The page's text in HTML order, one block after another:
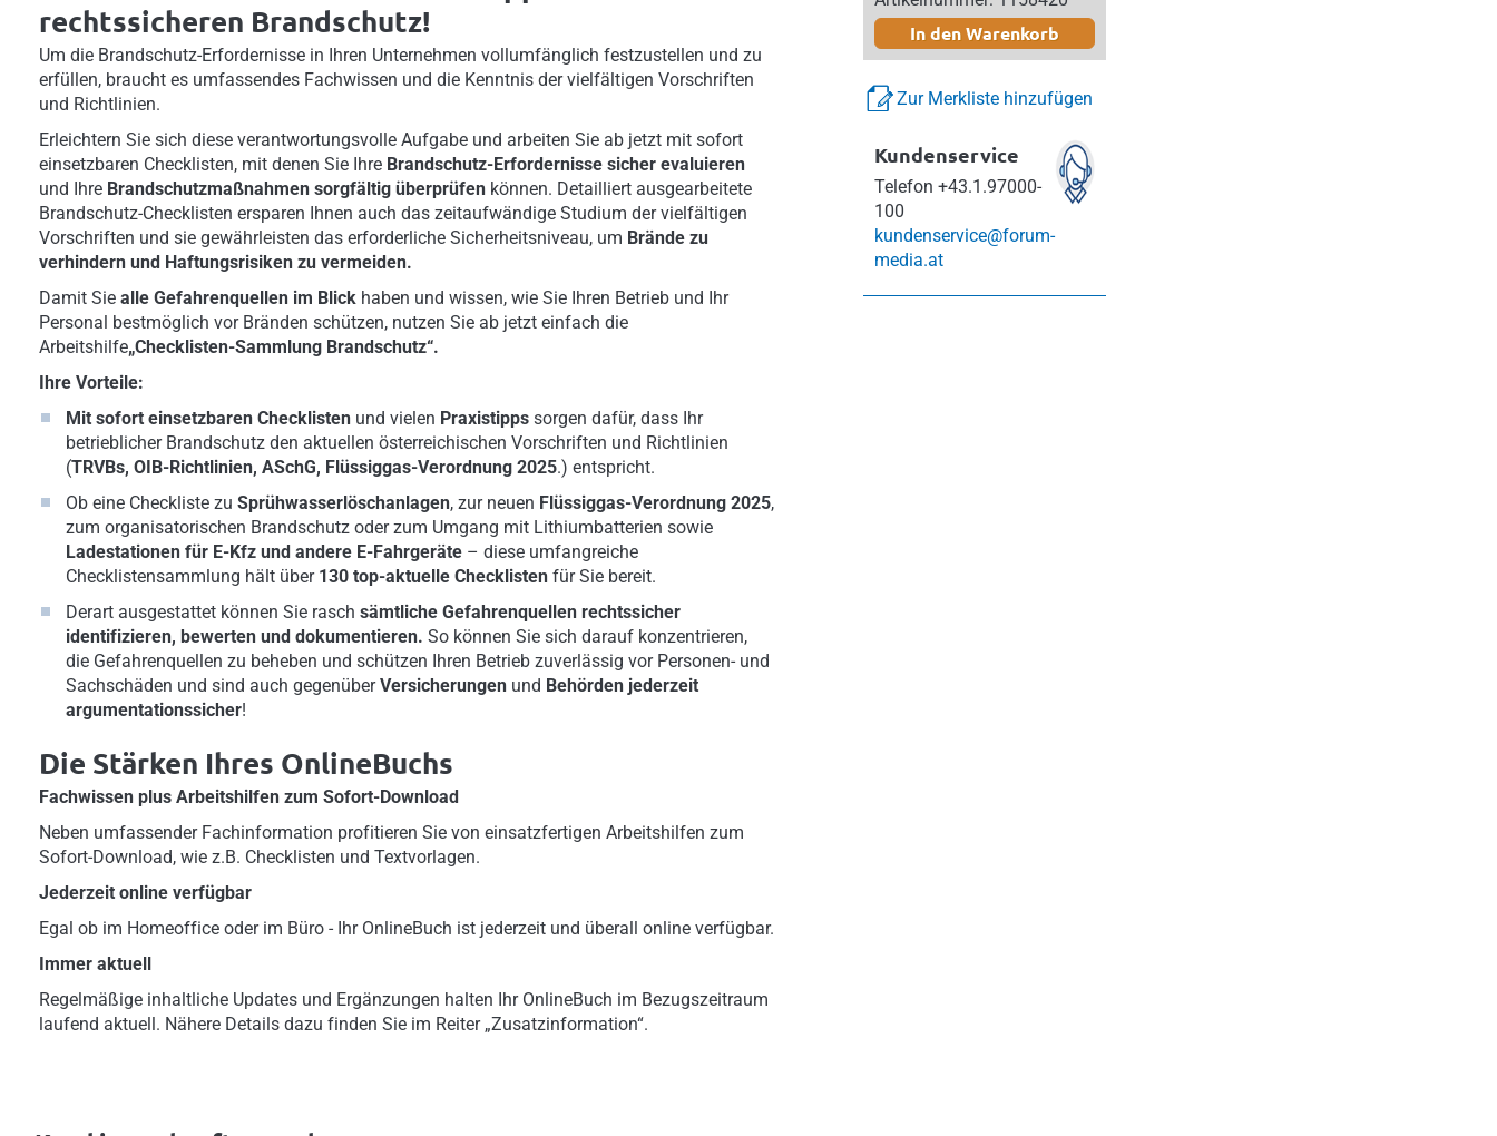
In den Warenkorb
Zur Merkliste hinzufügen
Kundenservice
Telefon +43.1.97000-
100
kundenservice@forum-
media.at
rechtssicheren Brandschutz!
Um die Brandschutz-Erfordernisse in Ihren Unternehmen vollumfänglich festzustellen und zu
erfüllen, braucht es umfassendes Fachwissen und die Kenntnis der vielfältigen Vorschriften
und Richtlinien.
Erleichtern Sie sich diese verantwortungsvolle Aufgabe und arbeiten Sie ab jetzt mit sofort
einsetzbaren Checklisten, mit denen Sie Ihre Brandschutz-Erfordernisse sicher evaluieren
und Ihre Brandschutzmaßnahmen sorgfältig überprüfen können. Detailliert ausgearbeitete
Brandschutz-Checklisten ersparen Ihnen auch das zeitaufwändige Studium der vielfältigen
Vorschriften und sie gewährleisten das erforderliche Sicherheitsniveau, um Brände zu
verhindern und Haftungsrisiken zu vermeiden.
Damit Sie alle Gefahrenquellen im Blick haben und wissen, wie Sie Ihren Betrieb und Ihr
Personal bestmöglich vor Bränden schützen, nutzen Sie ab jetzt einfach die
Arbeitshilfe„Checklisten-Sammlung Brandschutz“.
Ihre Vorteile:
Mit sofort einsetzbaren Checklisten und vielen Praxistipps sorgen dafür, dass Ihr
betrieblicher Brandschutz den aktuellen österreichischen Vorschriften und Richtlinien
(TRVBs, OIB-Richtlinien, ASchG, Flüssiggas-Verordnung 2025.) entspricht.
Ob eine Checkliste zu Sprühwasserlöschanlagen, zur neuen Flüssiggas-Verordnung 2025,
zum organisatorischen Brandschutz oder zum Umgang mit Lithiumbatterien sowie
Ladestationen für E-Kfz und andere E-Fahrgeräte – diese umfangreiche
Checklistensammlung hält über130 top-aktuelle Checklisten für Sie bereit.
Derart ausgestattet können Sie rasch sämtliche Gefahrenquellen rechtssicher
identifizieren, bewerten und dokumentieren. So können Sie sich darauf konzentrieren,
die Gefahrenquellen zu beheben und schützen Ihren Betrieb zuverlässig vor Personen- und
Sachschäden und sind auch gegenüberVersicherungen und Behörden jederzeit
argumentationssicher!
Die Stärken Ihres OnlineBuchs
Fachwissen plus Arbeitshilfen zum Sofort-Download
Neben umfassender Fachinformation profitieren Sie von einsatzfertigen Arbeitshilfen zum
Sofort-Download, wie z.B. Checklisten und Textvorlagen.
Jederzeit online verfügbar
Egal ob im Homeoffice oder im Büro - Ihr OnlineBuch ist jederzeit und überall online verfügbar.
Immer aktuell
Regelmäßige inhaltliche Updates und Ergänzungen halten Ihr OnlineBuch im Bezugszeitraum
laufend aktuell. Nähere Details dazu finden Sie im Reiter „Zusatzinformation“.